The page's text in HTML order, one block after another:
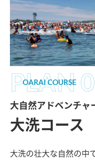
PLAN
OARAI COURSE
大自然アドベンチャ
大洗コース
大洗の壮大な自然の中